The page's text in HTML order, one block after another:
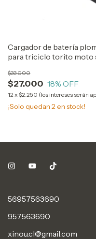
Cargador de batería
para triciclo torito
$27.000
$33.000
18% OFF
12 x $2.250 (los intereses serán
¡Solo quedan 2 en stock!
56957563690
957563690
xinou.cl@gmail.com